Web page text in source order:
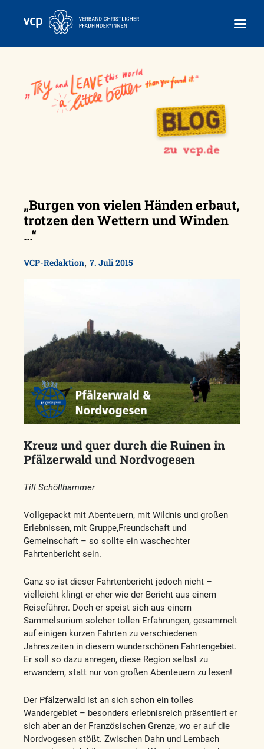
„Burgen von vielen Händen erbaut,
trotzen den Wettern und Winden
…“
VCP-Redaktion, 7. Juli 2015
Kreuz und quer durch die Ruinen in
Pfälzerwald und Nordvogesen
Till Schöllhammer
Vollgepackt mit Abenteuern, mit Wildnis und großen
Erlebnissen, mit Gruppe,Freundschaft und
Gemeinschaft – so sollte ein waschechter
Fahrtenbericht sein.
Ganz so ist dieser Fahrtenbericht jedoch nicht –
vielleicht klingt er eher wie der Bericht aus einem
Reiseführer. Doch er speist sich aus einem
Sammelsurium solcher tollen Erfahrungen, gesammelt
auf einigen kurzen Fahrten zu verschiedenen
Jahreszeiten in diesem wunderschönen Fahrtengebiet.
Er soll so dazu anregen, diese Region selbst zu
erwandern, statt nur von großen Abenteuern zu lesen!
Der Pfälzerwald ist an sich schon ein tolles
Wandergebiet – besonders erlebnisreich präsentiert er
sich aber an der Französischen Grenze, wo er auf die
Nordvogesen stößt. Zwischen Dahn und Lembach